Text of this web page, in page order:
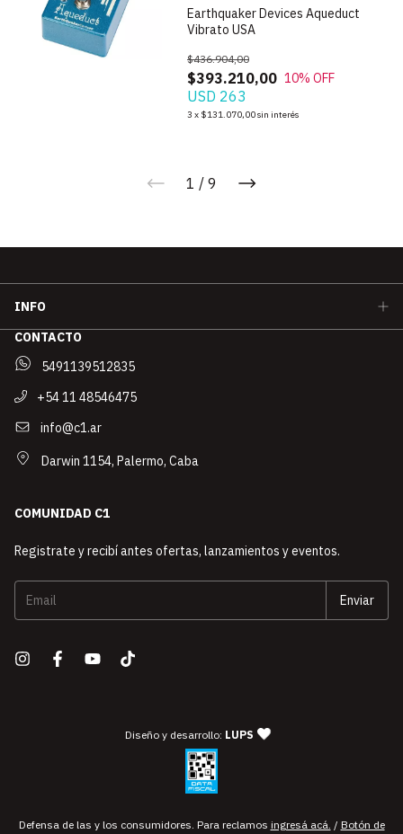
Earthquaker Devices Aqueduct
Vibrato USA
$393.210,00
$436.904,00
10% OFF
USD 263
3 x $131.070,00sin interés
1 / 9
INFO
CONTACTO
5491139512835
+54 11 48546475
info@c1.ar
Darwin 1154, Palermo, Caba
COMUNIDAD C1
Registrate y recibí antes ofertas, lanzamientos y eventos.
Diseño y desarrollo: LUPS — agencia de diseño y
Defensa de las y los consumidores. Para reclamos ingresá acá. / Botón de